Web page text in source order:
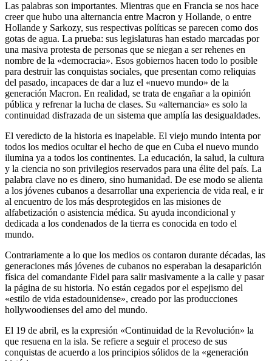
Las palabras son importantes. Mientras que en Francia se nos hace
creer que hubo una alternancia entre Macron y Hollande, o entre
Hollande y Sarkozy, sus respectivas políticas se parecen como dos
gotas de agua. La prueba: sus legislaturas han estado marcadas por
una masiva protesta de personas que se niegan a ser rehenes en
nombre de la «democracia». Esos gobiernos hacen todo lo posible
para destruir las conquistas sociales, que presentan como reliquias
del pasado, incapaces de dar a luz el «nuevo mundo» de la
generación Macron. En realidad, se trata de engañar a la opinión
pública y refrenar la lucha de clases. Su «alternancia» es solo la
continuidad disfrazada de un sistema que amplía las desigualdades.
El veredicto de la historia es inapelable. El viejo mundo intenta por
todos los medios ocultar el hecho de que en Cuba el nuevo mundo
ilumina ya a todos los continentes. La educación, la salud, la cultura
y la ciencia no son privilegios reservados para una élite del país. La
palabra clave no es dinero, sino humanidad. De ese modo se alienta
a los jóvenes cubanos a desarrollar una experiencia de vida real, e ir
al encuentro de los más desprotegidos en las misiones de
alfabetización o asistencia médica. Su ayuda incondicional y
dedicada a los condenados de la tierra es conocida en todo el
mundo.
Contrariamente a lo que los medios os contaron durante décadas, las
generaciones más jóvenes de cubanos no esperaban la desaparición
física del comandante Fidel para salir masivamente a la calle y pasar
la página de su historia. No están cegados por el espejismo del
«estilo de vida estadounidense», creado por las producciones
hollywoodienses del amo del mundo.
El 19 de abril, es la expresión «Continuidad de la Revolución» la
que resuena en la isla. Se refiere a seguir el proceso de sus
conquistas de acuerdo a los principios sólidos de la «generación